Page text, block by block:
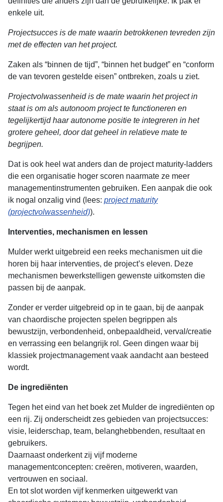
enkele uit.
Projectsucces is de mate waarin betrokkenen tevreden zijn
met de effecten van het project.
Zaken als “binnen de tijd”, “binnen het budget” en “conform
de van tevoren gestelde eisen” ontbreken, zoals u ziet.
Projectvolwassenheid is de mate waarin het project in
staat is om als autonoom project te functioneren en
tegelijkertijd haar autonome positie te integreren in het
grotere geheel, door dat geheel in relatieve mate te
begrijpen.
Dat is ook heel wat anders dan de project maturity-ladders
die een organisatie hoger scoren naarmate ze meer
managementinstrumenten gebruiken. Een aanpak die ook
ik nogal onzalig vind (lees: project maturity
(projectvolwassenheid)).
Interventies, mechanismen en lessen
Mulder werkt uitgebreid een reeks mechanismen uit die
horen bij haar interventies, de project’s eleven. Deze
mechanismen bewerkstelligen gewenste uitkomsten die
passen bij de aanpak.
Zonder er verder uitgebreid op in te gaan, bij de aanpak
van chaordische projecten spelen begrippen als
bewustzijn, verbondenheid, onbepaaldheid, verval/creatie
en verrassing een belangrijk rol. Geen dingen waar bij
klassiek projectmanagement vaak aandacht aan besteed
wordt.
De ingrediënten
Tegen het eind van het boek zet Mulder de ingrediënten op
een rij. Zij onderscheidt zes gebieden van projectsucces:
visie, leiderschap, team, belanghebbenden, resultaat en
gebruikers.
Daarnaast onderkent zij vijf moderne
managementconcepten: creëren, motiveren, waarden,
vertrouwen en sociaal.
En tot slot worden vijf kenmerken uitgewerkt van